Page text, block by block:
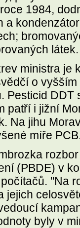
1984,
a
látek.
ministra je
o
Pesticid
patří i jižní
Na jihu
míře
(PBDE) v
"Na
jejich
byly v